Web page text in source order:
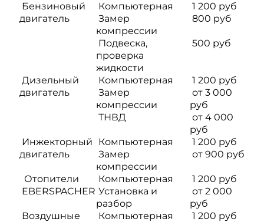
Бензиновый
двигатель
Компьютерная
1 200 руб
Замер
компрессии
800 руб
Подвеска,
проверка
жидкости
500 руб
Дизельный
двигатель
Компьютерная
1 200 руб
Замер
компрессии
от 3 000
руб
ТНВД
от 4 000
руб
Инжекторный
двигатель
Компьютерная
1 200 руб
Замер
компрессии
от 900 руб
Отопители
EBERSPACHER
Компьютерная
1 200 руб
Установка и
разбор
от 2 000
руб
Воздушные
Компьютерная
1 200 руб